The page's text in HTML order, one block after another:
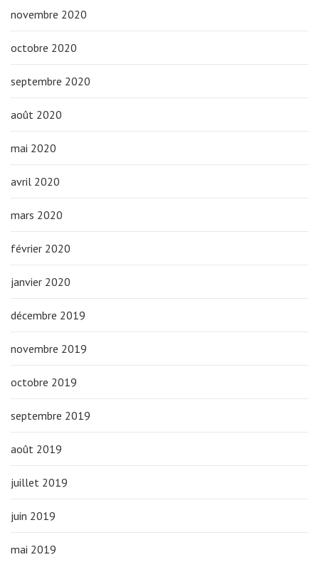
novembre 2020
octobre 2020
septembre 2020
août 2020
mai 2020
avril 2020
mars 2020
février 2020
janvier 2020
décembre 2019
novembre 2019
octobre 2019
septembre 2019
août 2019
juillet 2019
juin 2019
mai 2019